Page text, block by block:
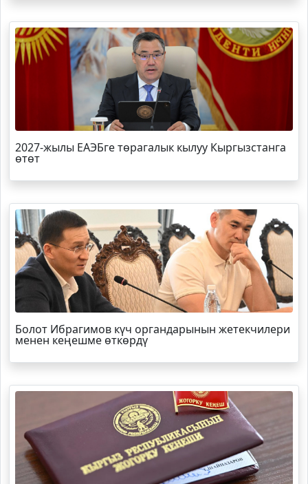
2027-жылы ЕАЭБге төрагалык кылуу Кыргызстанга
өтөт
Болот Ибрагимов күч органдарынын жетекчилери
менен кеңешме өткөрдү